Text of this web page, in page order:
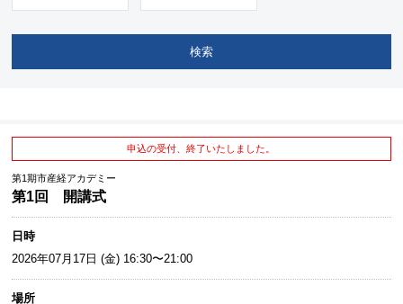
申込の受付、終了いたしました。
第1期市産経アカデミー
第1回 開講式
日時
2026年07月17日 (金) 16:30〜21:00
場所